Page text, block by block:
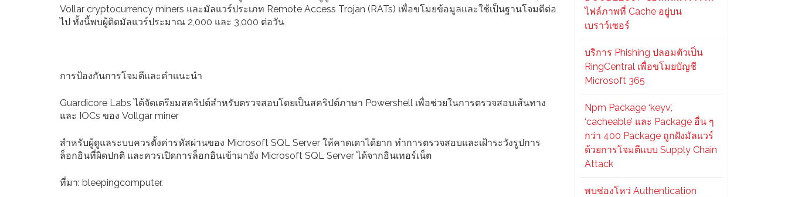
Vollar cryptocurrency miners และมัลแวร์ประเภท Remote Access Trojan (RATs) เพื่อขโมยข้อมูลและใช้เป็นฐานโจมตีต่อ
ไป ทั้งนี้พบผู้ติดมัลแวร์ประมาณ 2,000 และ 3,000 ต่อวัน
การป้องกันการโจมตีและคำเเนะนำ
Guardicore Labs ได้จัดเตรียมสคริปต์สำหรับตรวจสอบโดยเป็นสคริปต์ภาษา Powershell เพื่อช่วยในการตรวจสอบเส้นทาง
และ IOCs ของ Vollgar miner
สำหรับผู้ดูแลระบบควรตั้งค่ารหัสผ่านของ Microsoft SQL Server ให้คาดเดาได้ยาก ทำการตรวจสอบและเฝ้าระวังรูปการ
ล็อกอินที่ผิดปกติ และควรเปิดการล็อกอินเข้ามายัง Microsoft SQL Server ได้จากอินเทอร์เน็ต
ที่มา: bleepingcomputer.
ไฟล์ภาพที่ Cache อยู่บน
เบราว์เซอร์
บริการ Phishing ปลอมตัวเป็น
RingCentral เพื่อขโมยบัญชี
Microsoft 365
Npm Package ‘keyv’,
‘cacheable’ และ Package อื่น ๆ
กว่า 400 Package ถูกฝังมัลแวร์
ด้วยการโจมตีแบบ Supply Chain
Attack
พบช่องโหว่ Authentication